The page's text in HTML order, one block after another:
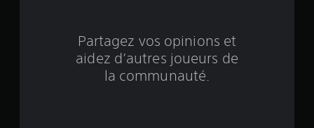
Partagez vos opinions et
aidez d’autres joueurs de
la communauté.